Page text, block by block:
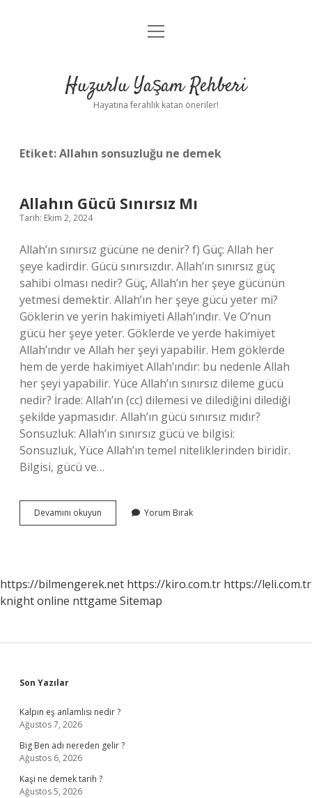
Anasayfa
Yasal Uyarı
menüyü
Huzurlu Yaşam Rehberi
Hayatına ferahlık katan öneriler!
Etiket:Allahın sonsuzluğu ne demek
Allahın Gücü Sınırsız Mı
Tarih: Ekim 2, 2024
Allah’ın sınırsız gücüne ne denir? f) Güç: Allah her
şeye kadirdir. Gücü sınırsızdır. Allah’ın sınırsız güç
sahibi olması nedir? Güç, Allah’ın her şeye gücünün
yetmesi demektir. Allah’ın her şeye gücü yeter mi?
Göklerin ve yerin hakimiyeti Allah’ındır. Ve O’nun
gücü her şeye yeter. Göklerde ve yerde hakimiyet
Allah’ındır ve Allah her şeyi yapabilir. Hem göklerde
hem de yerde hakimiyet Allah’ındır: bu nedenle Allah
her şeyi yapabilir. Yüce Allah’ın sınırsız dileme gücü
nedir? İrade: Allah’ın (cc) dilemesi ve dilediğini dilediği
şekilde yapmasıdır. Allah’ın gücü sınırsız mıdır?
Sonsuzluk: Allah’ın sınırsız gücü ve bilgisi:
Sonsuzluk, Yüce Allah’ın temel niteliklerinden biridir.
Bilgisi, gücü ve…
Devamını okuyun
Gücü
Yorum Bırak
https://bilmengerek.net https://kiro.com.tr https://leli.com.tr
knight online nttgame Sitemap
Sidebar
Son Yazılar
Kalpın eş anlamlısı nedir ?
Ağustos 7, 2026
Big Ben adı nereden gelir ?
Ağustos 6, 2026
Kaşi ne demek tarih ?
Ağustos 5, 2026